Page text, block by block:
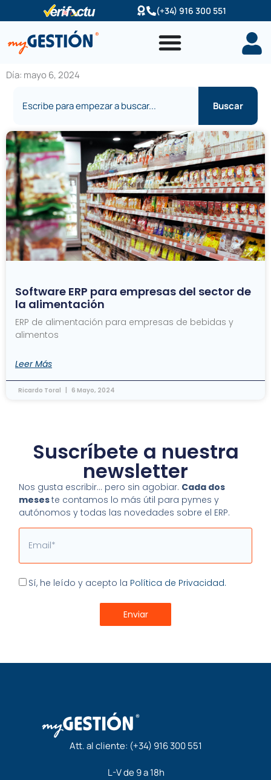
al
contenido
(+34) 916 300 551
Día: mayo 6, 2024
Buscar
Software ERP para empresas del sector de
la alimentación
ERP de alimentación para empresas de bebidas y
alimentos
Leer Más
Ricardo Toral 6 Mayo, 2024
Suscríbete a nuestra
newsletter
Nos gusta escribir… pero sin agobiar. Cada dos
meseste contamos lo más útil para pymes y
autónomos y todas las novedades sobre el ERP.
Email
Aceptación
Sí, he leído y acepto la Política de Privacidad.
Enviar
Att. al cliente: (+34) 916 300 551
L-V de 9 a 18h